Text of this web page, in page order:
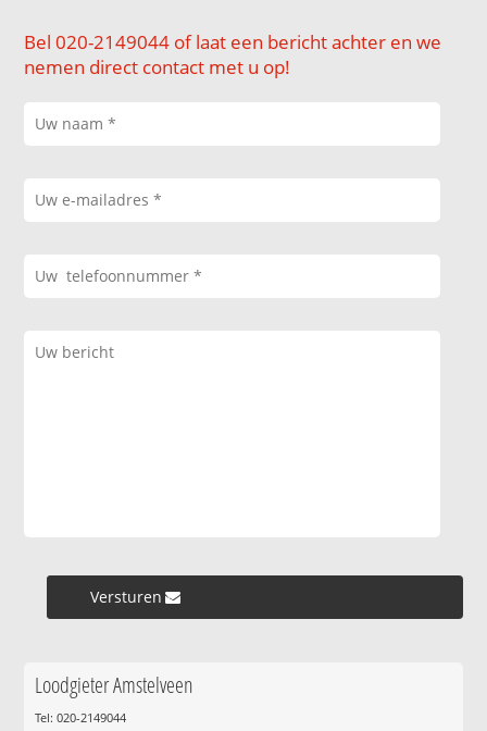
Bel 020-2149044 of laat een bericht achter en we
nemen direct contact met u op!
Versturen »
Loodgieter Amstelveen
Tel: 020-2149044